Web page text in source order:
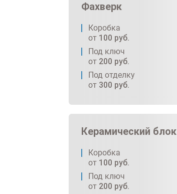
Фахверк
Коробка
от 100 руб.
Под ключ
от 200 руб.
Под отделку
от 300 руб.
Керамический блок
Коробка
от 100 руб.
Под ключ
от 200 руб.